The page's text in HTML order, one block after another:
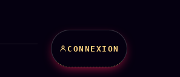
CONNEXION